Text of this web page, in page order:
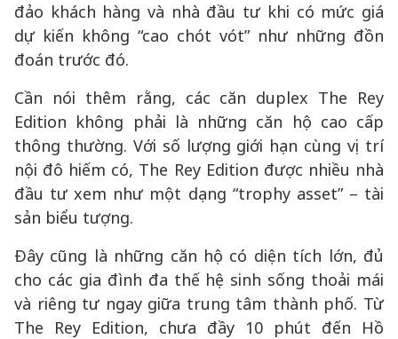
đảo khách hàng và nhà đầu tư khi có mức giá
dự kiến không “cao chót vót” như những đồn
đoán trước đó.
Cần nói thêm rằng, các căn duplex The Rey
Edition không phải là những căn hộ cao cấp
thông thường. Với số lượng giới hạn cùng vị trí
nội đô hiếm có, The Rey Edition được nhiều nhà
đầu tư xem như một dạng “trophy asset” – tài
sản biểu tượng.
Đây cũng là những căn hộ có diện tích lớn, đủ
cho các gia đình đa thế hệ sinh sống thoải mái
và riêng tư ngay giữa trung tâm thành phố. Từ
The Rey Edition, chưa đầy 10 phút đến Hồ